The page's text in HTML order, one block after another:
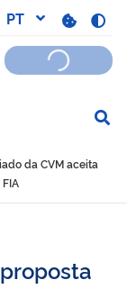
da CVM aceita